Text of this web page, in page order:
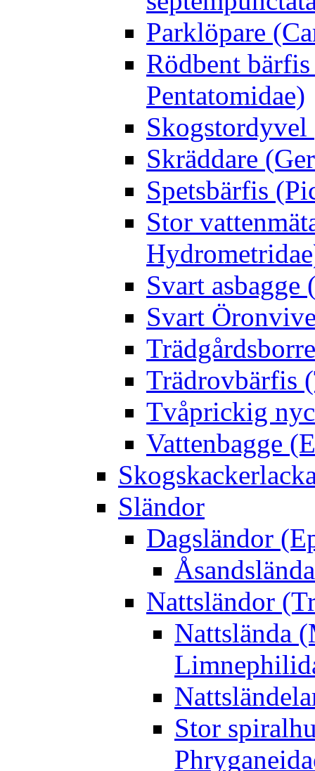
Parklöpare
Rödbent
Pentatomidae)
Skogstordyvel
Skräddare
Spetsbärfis
Stor
Svart
Svart
Trädrovbärfis
Tvåprickig
Vattenbagge
Sländor
Dagsländor
Nattsländor
Nattslända
Stor